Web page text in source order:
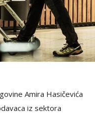
Amira Hasičevića
iz sektora